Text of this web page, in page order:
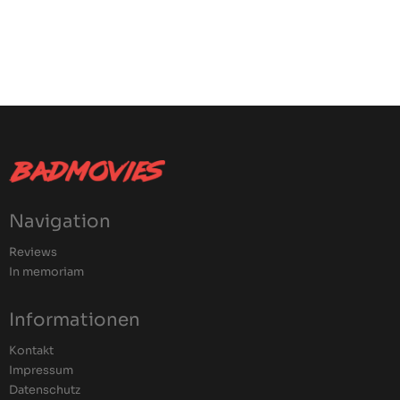
Navigation
Reviews
In memoriam
Informationen
Kontakt
Impressum
Datenschutz